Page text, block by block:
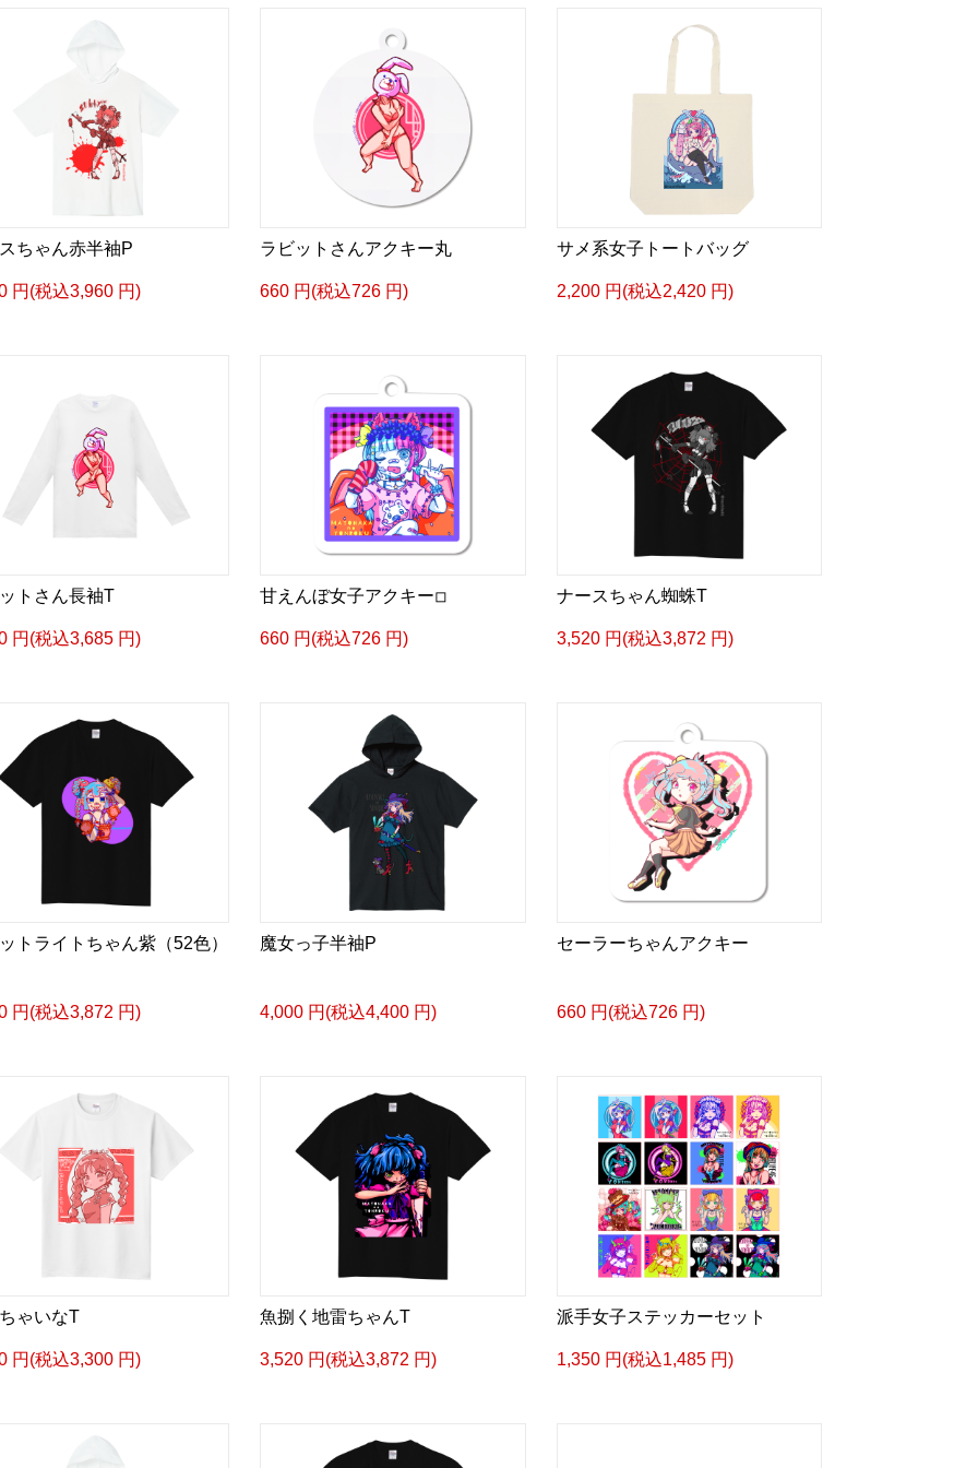
ちゃん赤半袖P
円(税込3,960 円)
ラビットさんアクキー丸
660 円(税込726 円)
サメ系女子トートバッグ
2,200 円(税込2,420 円)
トさん長袖T
円(税込3,685 円)
甘えんぼ女子アクキー◽︎
660 円(税込726 円)
ナースちゃん蜘蛛T
3,520 円(税込3,872 円)
トライトちゃん紫（52色）
円(税込3,872 円)
魔女っ子半袖P
4,000 円(税込4,400 円)
セーラーちゃんアクキー
660 円(税込726 円)
ゃいなT
円(税込3,300 円)
魚捌く地雷ちゃんT
3,520 円(税込3,872 円)
派手女子ステッカーセット
1,350 円(税込1,485 円)